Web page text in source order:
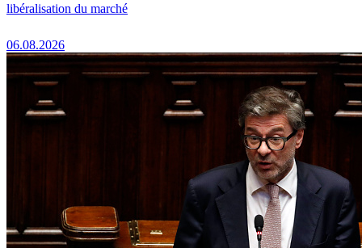
libéralisation du marché
06.08.2026